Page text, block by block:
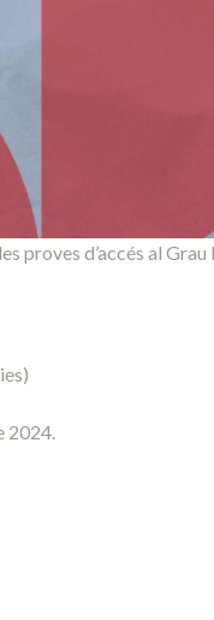
proves d’accés al
2024.